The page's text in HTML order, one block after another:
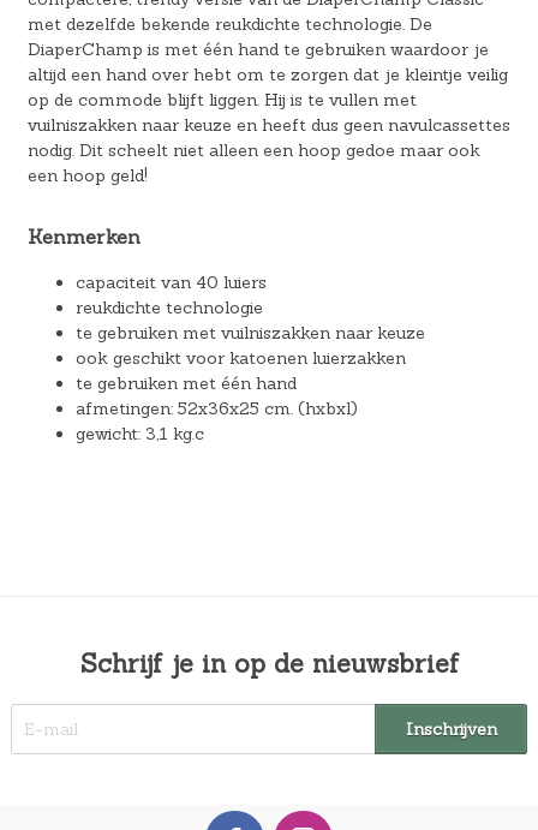
met dezelfde bekende reukdichte technologie. De
DiaperChamp is met één hand te gebruiken waardoor je
altijd een hand over hebt om te zorgen dat je kleintje veilig
op de commode blijft liggen. Hij is te vullen met
vuilniszakken naar keuze en heeft dus geen navulcassettes
nodig. Dit scheelt niet alleen een hoop gedoe maar ook
een hoop geld!
Kenmerken
capaciteit van 40 luiers
reukdichte technologie
te gebruiken met vuilniszakken naar keuze
ook geschikt voor katoenen luierzakken
te gebruiken met één hand
afmetingen: 52x36x25 cm. (hxbxl)
gewicht: 3,1 kg.c
Schrijf je in op de nieuwsbrief